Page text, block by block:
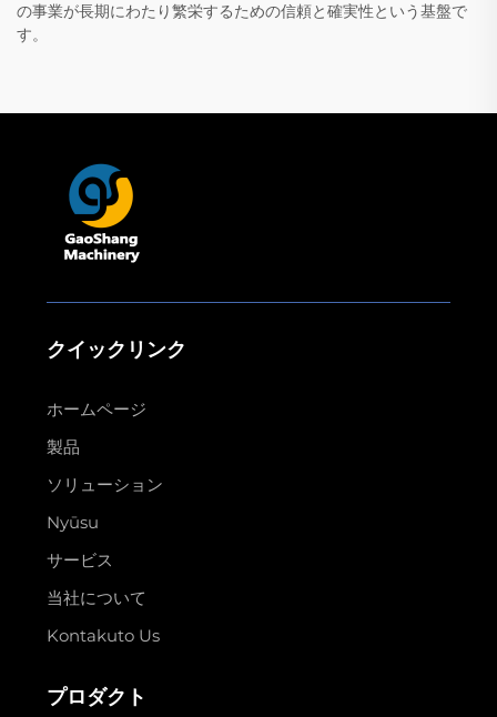
の事業が長期にわたり繁栄するための信頼と確実性という基盤で
す。
クイックリンク
ホームページ
製品
ソリューション
Nyūsu
サービス
当社について
Kontakuto Us
プロダクト